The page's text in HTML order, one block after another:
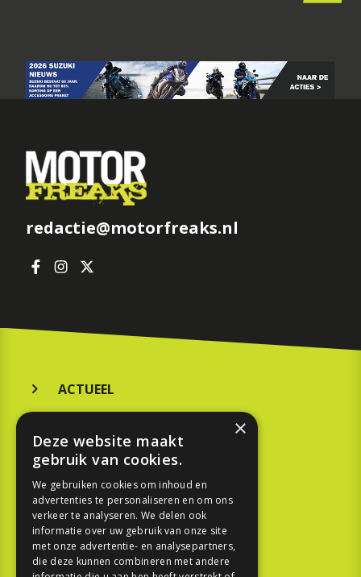
redactie@motorfreaks.nl
ACTUEEL
KOOPGIDS
TESTEN
SPORT
REPORTAGE
×
Deze website maakt
gebruik van cookies.
We gebruiken cookies om inhoud en
advertenties te personaliseren en om ons
verkeer te analyseren. We delen ook
informatie over uw gebruik van onze site
met onze advertentie- en analysepartners,
die deze kunnen combineren met andere